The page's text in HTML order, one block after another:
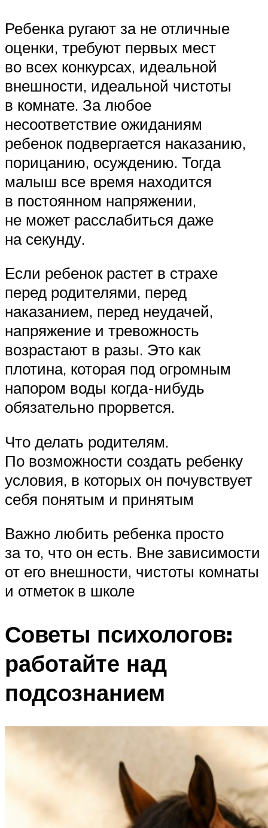
Ребенка ругают за не отличные
оценки, требуют первых мест
во всех конкурсах, идеальной
внешности, идеальной чистоты
в комнате. За любое
несоответствие ожиданиям
ребенок подвергается наказанию,
порицанию, осуждению. Тогда
малыш все время находится
в постоянном напряжении,
не может расслабиться даже
на секунду.
Если ребенок растет в страхе
перед родителями, перед
наказанием, перед неудачей,
напряжение и тревожность
возрастают в разы. Это как
плотина, которая под огромным
напором воды когда-нибудь
обязательно прорвется.
Что делать родителям.
По возможности создать ребенку
условия, в которых он почувствует
себя понятым и принятым
Важно любить ребенка просто
за то, что он есть. Вне зависимости
от его внешности, чистоты комнаты
и отметок в школе
Советы психологов:
работайте над
подсознанием